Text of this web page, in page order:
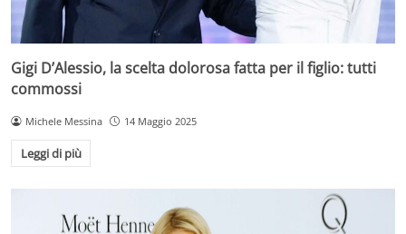
Gigi D’Alessio, la scelta dolorosa fatta per il figlio: tutti
commossi
Michele Messina 14 Maggio 2025
Leggi di più